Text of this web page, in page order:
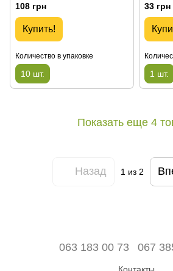
108 грн
Купить!
Количество в упаковке
10 шт.
33 грн
1 шт.
Показать еще 4
Назад 1 из 2
063 183 00 73 067